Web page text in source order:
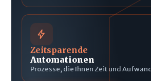
Zeitsparende
Automationen
Prozesse, die Ihnen Zeit und